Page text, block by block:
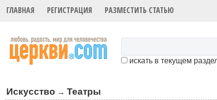
ГЛАВНАЯ РЕГИСТРАЦИЯ РАЗМЕСТИТЬ СТАТЬЮ
искать в текущем
Искусство →Театры